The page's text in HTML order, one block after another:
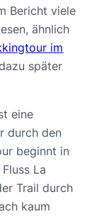
Bericht viele
ähnlich
im
später
eine
durch den
beginnt in
La
Trail durch
kaum